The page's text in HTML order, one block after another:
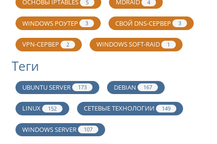
ОСНОВЫ IPTABLES 5 MDRAID 4
WINDOWS РОУТЕР 3 СВОЙ DNS-СЕРВЕР 3
VPN-СЕРВЕР 2 WINDOWS SOFT-RAID 1
Теги
UBUNTU SERVER 173 DEBIAN 167
LINUX 152 СЕТЕВЫЕ ТЕХНОЛОГИИ 149
WINDOWS SERVER 107